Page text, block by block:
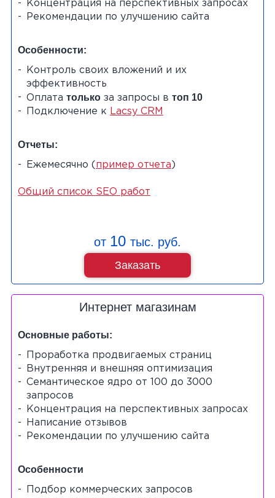
Концентрация на перспективных запросах
Рекомендации по улучшению сайта
Особенности:
Контроль своих вложений и их
эффективность
Оплата только за запросы в топ 10
Подключение к Lacsy CRM
Отчеты:
Ежемесячно ( пример отчета )
Общий список SEO работ
от 10 тыс. руб.
Заказать
Интернет магазинам
Основные работы:
Проработка продвигаемых страниц
Внутренняя и внешняя оптимизация
Семантическое ядро от 100 до 3000
запросов
Концентрация на перспективных запросах
Написание отзывов
Рекомендации по улучшению сайта
Особенности
Подбор коммерческих запросов